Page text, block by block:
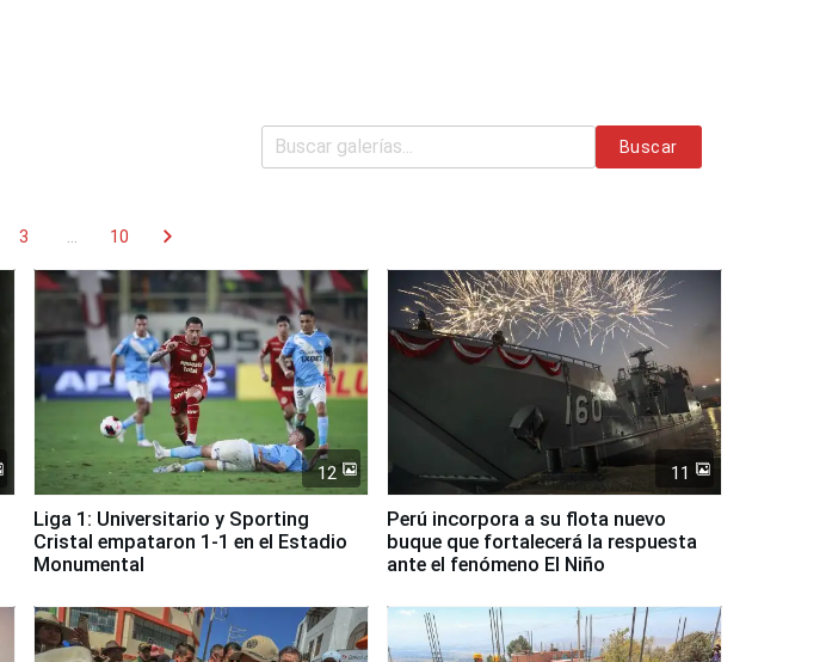
Buscar
3 10 chevron_right
12
Liga 1: Universitario y Sporting
Cristal empataron 1-1 en el Estadio
Monumental
11
Perú incorpora a su flota nuevo
buque que fortalecerá la respuesta
ante el fenómeno El Niño